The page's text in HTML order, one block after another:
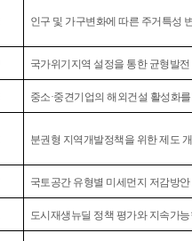
인구 및 가구변화에 따른 주거특성
국가위기지역 설정을 통한 균형발
중소·중견기업의 해외건설 활성화
분권형 지역개발정책을 위한 제도
국토공간 유형별 미세먼지 저감방안
도시재생뉴딜 정책 평가와 지속가